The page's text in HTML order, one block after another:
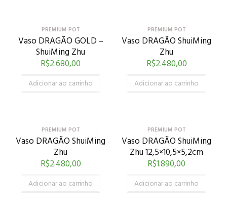
PREMIUM POT
Vaso DRAGÃO GOLD –
ShuiMing Zhu
R$2.680,00
Adicionar ao carrinho
PREMIUM POT
Vaso DRAGÃO ShuiMing
Zhu
R$2.480,00
Adicionar ao carrinho
PREMIUM POT
Vaso DRAGÃO ShuiMing
Zhu
R$2.480,00
Adicionar ao carrinho
PREMIUM POT
Vaso DRAGÃO ShuiMing
Zhu 12,5×10,5×5,2cm
R$1.890,00
Adicionar ao carrinho